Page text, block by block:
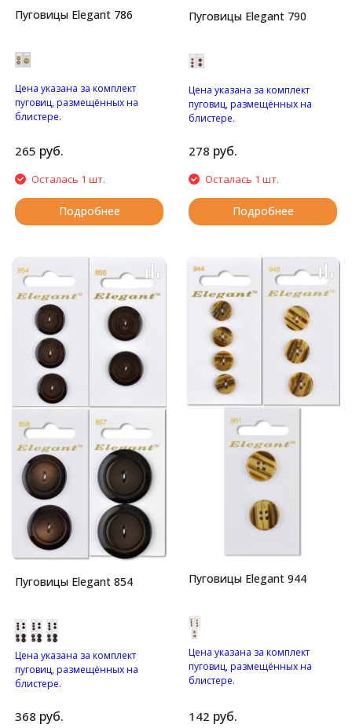
Пуговицы Elegant 786
Цена указана за комплект
пуговиц, размещённых на
блистере.
четырьмя отверстиями.
265 руб.
Осталась 1 шт.
Подробнее
Пуговицы Elegant 790
Цена указана за комплект
пуговиц, размещённых на
блистере.
отверстиями.
278 руб.
Осталась 1 шт.
Подробнее
Пуговицы Elegant 854
Цена указана за комплект
пуговиц, размещённых на
блистере.
двумя отверстиями.
368 руб.
Пуговицы Elegant 944
Цена указана за комплект
пуговиц, размещённых на
блистере.
отверстиями.
142 руб.